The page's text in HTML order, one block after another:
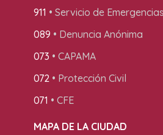
911 • Servicio de Emergencias
089 • Denuncia Anónima
073 • CAPAMA
072• Protección Civil
071 • CFE
MAPA DE LA CIUDAD